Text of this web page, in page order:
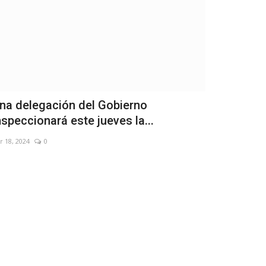
delegación del Gobierno
este jueves la...
18, 2024 0